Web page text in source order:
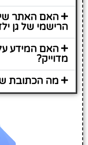
האם האתר
הרישמי של גן
האם המידע על
מדוייק?
מה הכתובת של